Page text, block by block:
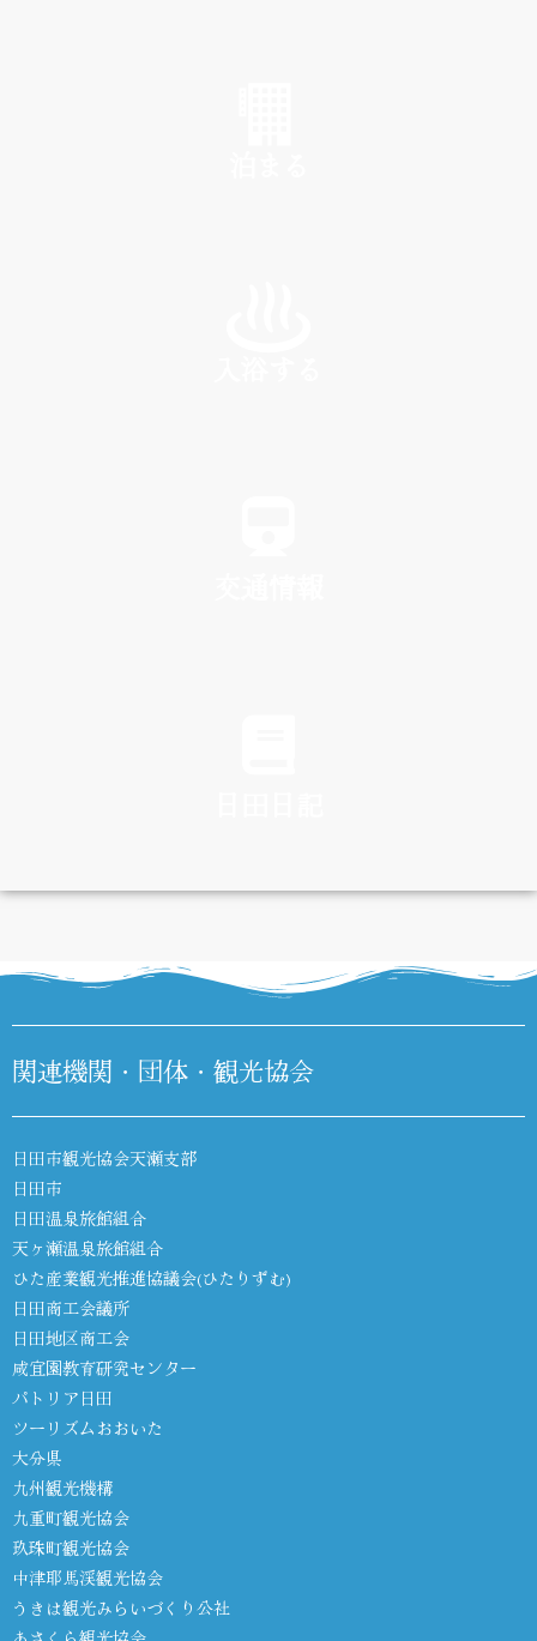
DIARY
関連機関・団体・観光協会
日田市観光協会天瀬支部
日田市
日田温泉旅館組合
天ヶ瀬温泉旅館組合
ひた産業観光推進協議会(ひたりずむ)
日田商工会議所
日田地区商工会
咸宜園教育研究センター
パトリア日田
ツーリズムおおいた
大分県
九州観光機構
九重町観光協会
玖珠町観光協会
中津耶馬渓観光協会
うきは観光みらいづくり公社